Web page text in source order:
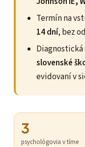
Termín na
14 dní, bez
Diagnostická
slovenské
evidovaní v
3
psychológovia v tíme